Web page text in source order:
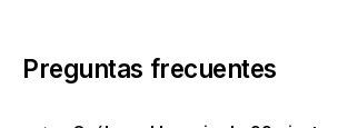
Preguntas frecuentes